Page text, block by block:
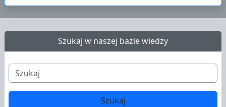
Szukaj w naszej bazie wiedzy